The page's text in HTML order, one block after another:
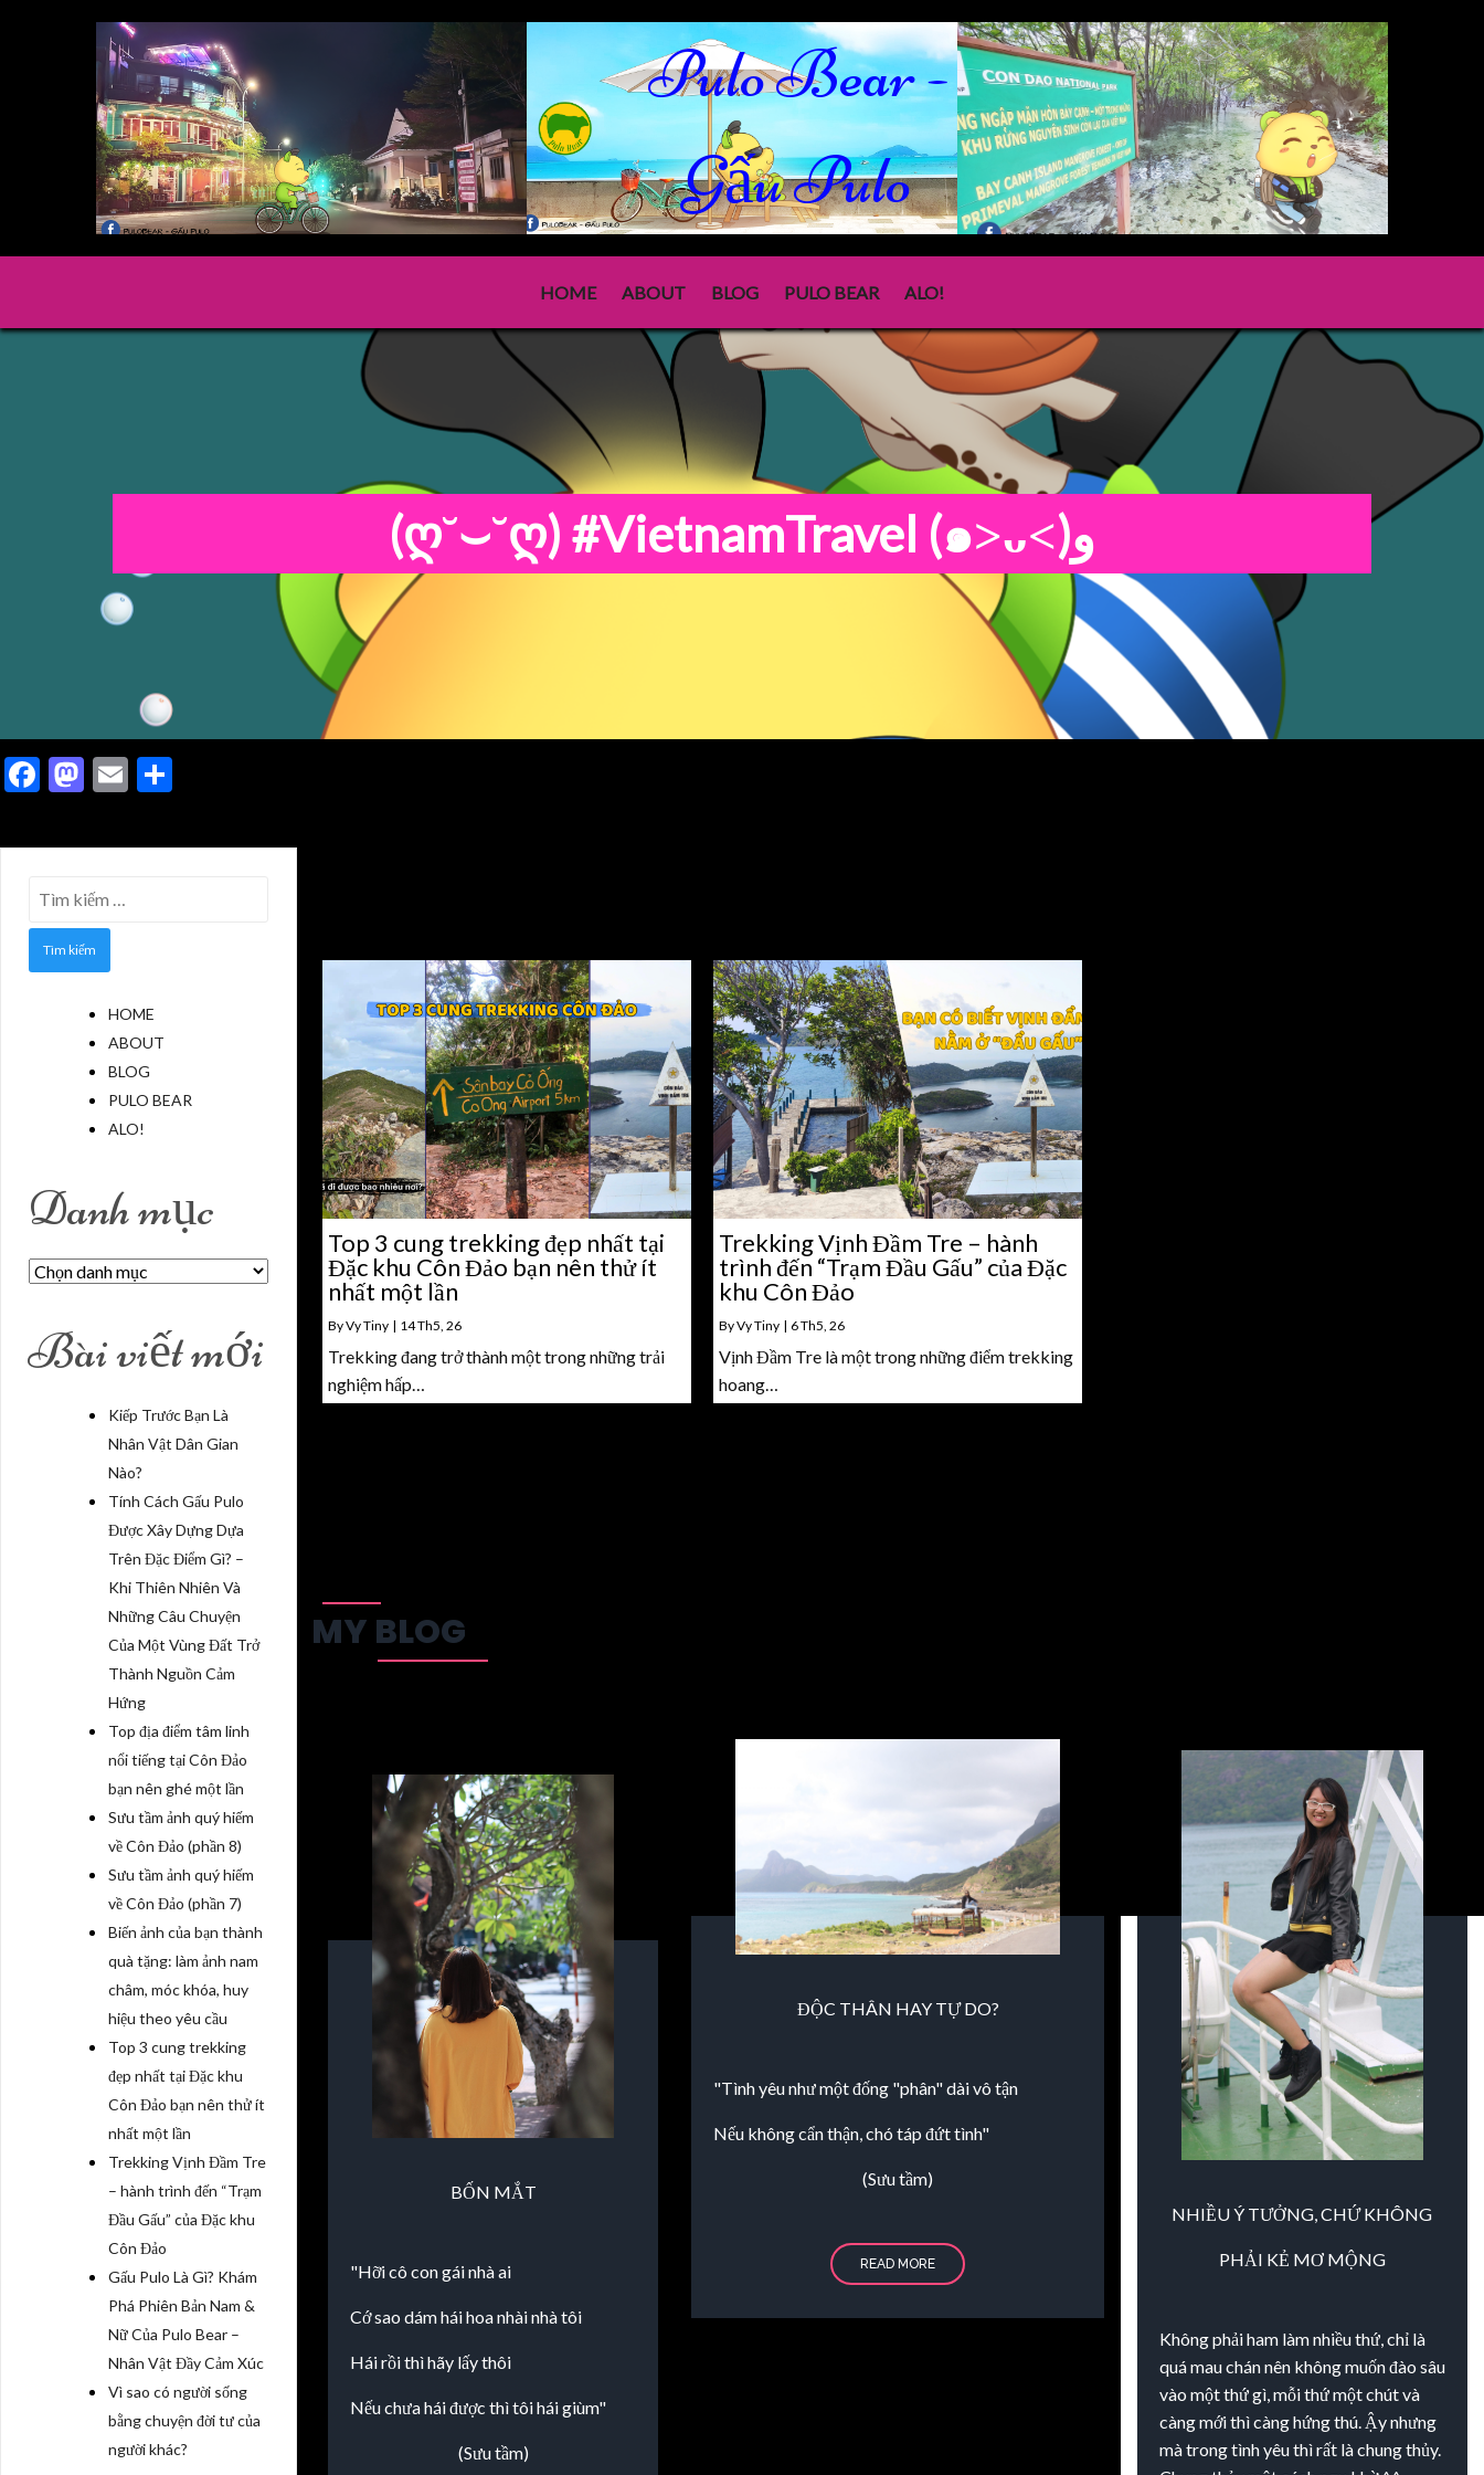
Pulo Bear -
Gấu Pulo
HOME ABOUT BLOG PULO BEAR ALO!
(ღ˘⌣˘ღ) #VietnamTravel (๑˃ᴗ˂)ﻭ
Facebook
Mastodon
Email
Top 3 cung trekking đẹp nhất tại
Đặc khu Côn Đảo bạn nên thử ít
nhất một lần
ByVy Tiny | 14Th5, 26
Trekking đang trở thành một trong những trải
nghiệm hấp…
Trekking Vịnh Đầm Tre – hành
trình đến “Trạm Đầu Gấu” của Đặc
khu Côn Đảo
ByVy Tiny | 6Th5, 26
Vịnh Đầm Tre là một trong những điểm trekking
hoang…
MY BLOG
BỐN MẮT
"Hỡi cô con gái nhà ai
Cớ sao dám hái hoa nhài nhà tôi
Hái rồi thì hãy lấy thôi
Nếu chưa hái được thì tôi hái giùm"
(Sưu tầm)
ĐỘC THÂN HAY TỰ DO?
"Tình yêu như một đống "phân" dài vô tận
Nếu không cẩn thận, chó táp đứt tình"
(Sưu tầm)
READ MORE
NHIỀU Ý TƯỞNG, CHỨ KHÔNG
PHẢI KẺ MƠ MỘNG
Không phải ham làm nhiều thứ, chỉ là
quá mau chán nên không muốn đào sâu
vào một thứ gì, mỗi thứ một chút và
càng mới thì càng hứng thú. Ậy nhưng
mà trong tình yêu thì rất là chung thủy.
Tìm
cho:
HOME
ABOUT
BLOG
PULO BEAR
ALO!
Danh mục
Danh
Bài viết mới
Kiếp Trước Bạn Là
Nhân Vật Dân Gian
Nào?
Tính Cách Gấu Pulo
Được Xây Dựng Dựa
Trên Đặc Điểm Gì? –
Khi Thiên Nhiên Và
Những Câu Chuyện
Của Một Vùng Đất Trở
Thành Nguồn Cảm
Hứng
Top địa điểm tâm linh
nổi tiếng tại Côn Đảo
bạn nên ghé một lần
Sưu tầm ảnh quý hiếm
về Côn Đảo (phần 8)
Sưu tầm ảnh quý hiếm
về Côn Đảo (phần 7)
Biến ảnh của bạn thành
quà tặng: làm ảnh nam
châm, móc khóa, huy
hiệu theo yêu cầu
Top 3 cung trekking
đẹp nhất tại Đặc khu
Côn Đảo bạn nên thử ít
nhất một lần
Trekking Vịnh Đầm Tre
– hành trình đến “Trạm
Đầu Gấu” của Đặc khu
Côn Đảo
Gấu Pulo Là Gì? Khám
Phá Phiên Bản Nam &
Nữ Của Pulo Bear –
Nhân Vật Đầy Cảm Xúc
Vì sao có người sống
bằng chuyện đời tư của
người khác?